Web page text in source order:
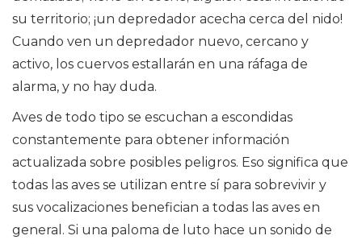
su territorio; ¡un depredador acecha cerca del nido!
Cuando ven un depredador nuevo, cercano y
activo, los cuervos estallarán en una ráfaga de
alarma, y ​​no hay duda.
Aves de todo tipo se escuchan a escondidas
constantemente para obtener información
actualizada sobre posibles peligros. Eso significa que
todas las aves se utilizan entre sí para sobrevivir y
sus vocalizaciones benefician a todas las aves en
general. Si una paloma de luto hace un sonido de